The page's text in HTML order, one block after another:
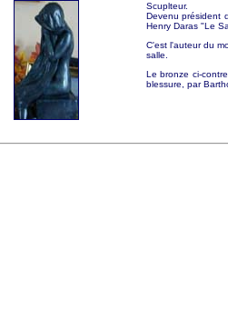
Scuplteur.
Devenu président
Henry Daras "Le
C'est l'auteur du
salle.
Le bronze ci-
blessure, par